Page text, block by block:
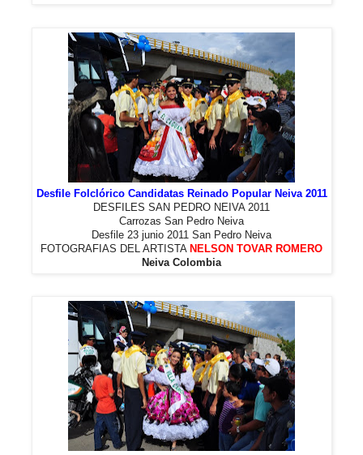
Desfile Folclórico Candidatas Reinado Popular Neiva 2011
DESFILES SAN PEDRO NEIVA 2011
Carrozas San Pedro Neiva
Desfile 23 junio 2011 San Pedro Neiva
FOTOGRAFIAS DEL ARTISTA NELSON TOVAR ROMERO
Neiva Colombia